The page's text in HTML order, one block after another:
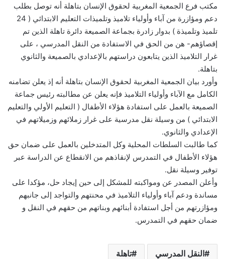
مكتب فرع الجمعية المغربية لحقوق الإنسان بتاهلة أنه توصل بطلب
دعم ومؤازرة من آباء وأولياء تلاميذ وتلميذات التعليم الابتدائي ( 24
تلميذ وتلميذة ) بدوار زادرة بجماعة الصميعة دائرة تاهلة الذين تم
إقصاؤهم- هن من الحق في الاستفادة من النقل المدرسي ، على
غرار التلاميذ الذين يتابعون دراستهم بالإعدادي بالصميعة والثانوي
بتاهلة.
وأورد بيان الجمعية المغربية لحقوق الإنسان بتاهلة أنه إذ يعلن تضامنه
الكامل مع الآباء وأولياء التلاميذ فإنه يعلن عن مطالبته رئيس جماعة
الصميعة بالعمل على استفادة هؤلاء الأطفال ( التعليم الأولي والتعليم
الابتدائي ) من وسيلة نقل مدرسية على غرار زملائهم وزميلاتهم في
الإعدادي والثانوي.
كما طالبت السلطات المحلية وكل المتدخلين بالعمل على ضمان حق
هؤلاء الأطفال في التمدرس لإنقاذهم من الانقطاع عن الدراسة عبر
توفير وسيلة نقل.
وأعلن المصدر عن ومواكبته للمشكل إلى حين إيجاد حل، مؤكدا على
مساندة ودعم آباء وأولياء التلاميذ في محنتهم والتواجد إلى جانبهم
ومؤازرتهم من أجل استفادة أبنائهم وبناتهم من حقهم في النقل و
ضمان حقهم في التمدرس.
النقل المدرسي تاهلة